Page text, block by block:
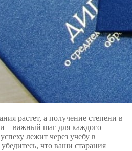
растет, а получение степени в
– важный шаг для каждого
лежит через учебу в
что ваши старания